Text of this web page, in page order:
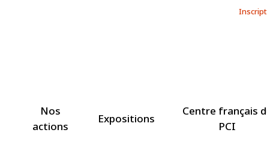
Nos
actions
Expositions
Centre français
PCI